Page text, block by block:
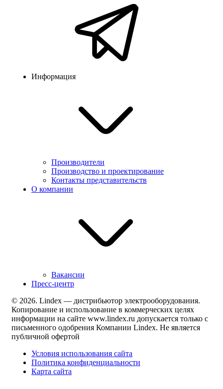
Информация
Производители
Производство и проектирование
Контакты представительств
О компании
Вакансии
Пресс-центр
© 2026. Lindex — дистрибьютор электрооборудования.
Копирование и использование в коммерческих целях
информации на сайте www.lindex.ru допускается только с
письменного одобрения Компании Lindex. Не является
публичной офертой
Условия использования сайта
Политика конфиденциальности
Карта сайта